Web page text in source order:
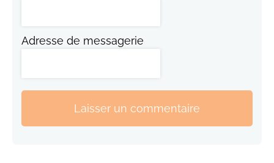
Adresse de messagerie
Laisser un commentaire